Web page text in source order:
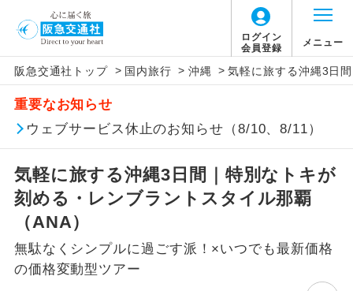
ログイン
会員登録
メニュー
阪急交通社トップ > 国内旅行 > 沖縄 > 気軽に旅する沖縄3日
重要なお知らせ
ウェブサービス休止のお知らせ（8/10、8/11）
気軽に旅する沖縄3日間｜特別なトキが
刻める・レンブラントスタイル那覇
（ANA）
無駄なくシンプルに過ごす派！×いつでも最新価格
の価格変動型ツアー
アイコン 説明
添乗員同行
往路出発空港（駅）から復路到着空港
（駅）まで同行します。
現地添乗員同
行
現地到着空港（駅）から最終日出発空港
（駅）まで添乗員が同行します。
バスガイド乗
務
があります。
「価格変動型ツアー」に関するご案内
価格変動型ツアーとは
賃」を利用したツアーです。
お申し込み時期・ご利用便の空席状況に
よって料金が変動いたします。
以下の注意事項をあらかじめご了承いただき